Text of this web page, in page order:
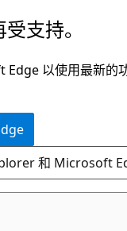
支持。
以使用最新的
和 Microsoft